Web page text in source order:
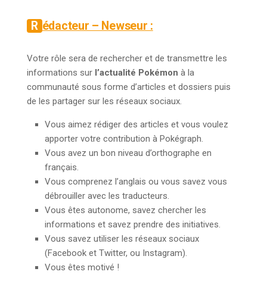
Rédacteur – Newseur :
Votre rôle sera de rechercher et de transmettre les
informations sur l’actualité Pokémon à la
communauté sous forme d’articles et dossiers puis
de les partager sur les réseaux sociaux.
Vous aimez rédiger des articles et vous voulez
apporter votre contribution à Pokégraph.
Vous avez un bon niveau d’orthographe en
français.
Vous comprenez l’anglais ou vous savez vous
débrouiller avec les traducteurs.
Vous êtes autonome, savez chercher les
informations et savez prendre des initiatives.
Vous savez utiliser les réseaux sociaux
(Facebook et Twitter, ou Instagram).
Vous êtes motivé !